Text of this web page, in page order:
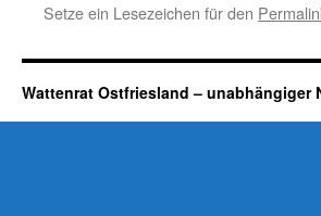
Setze ein Lesezeichen für den
Wattenrat Ostfriesland –